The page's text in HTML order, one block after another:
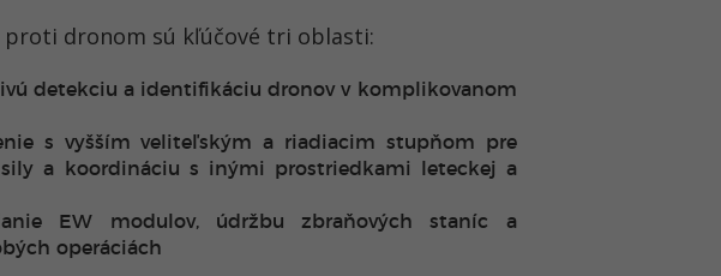
dronom sú kľúčové tri oblasti:
detekciu a identifikáciu dronov v komplikovanom
s vyšším veliteľským a riadiacim stupňom pre
sily a koordináciu s inými prostriedkami leteckej a
EW modulov, údržbu zbraňových staníc a
operáciách